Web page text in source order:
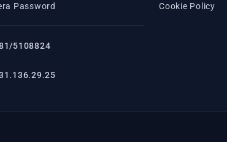
Password
5108824
Cookie Policy